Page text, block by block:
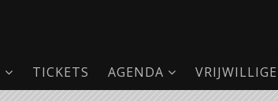
TICKETS AGENDA